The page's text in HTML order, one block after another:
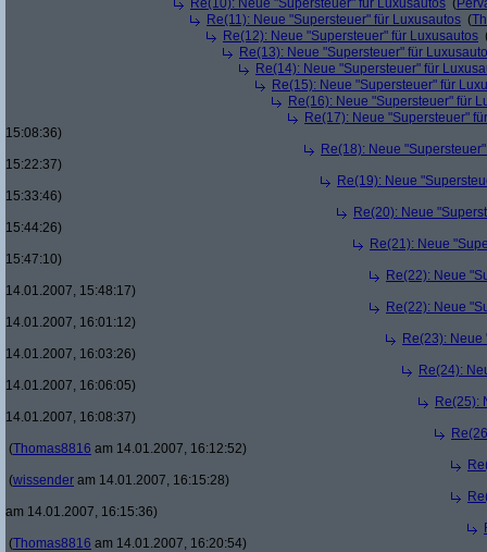
Re(10): Neue "Supersteuer" für Luxusautos (
Re(11): Neue "Supersteuer" für Luxusautos (
Re(12): Neue "Supersteuer" für Luxusautos
Re(13): Neue "Supersteuer" für
Re(14): Neue "Supersteuer" für
Re(15): Neue "Supersteuer" für
Re(16): Neue "Supersteuer" für
Re(17): Neue "Supersteuer"
15:08:36)
Re(18): Neue
15:22:37)
Re(19): Neue
15:33:46)
Re(20): Neue
15:44:26)
Re(21): Neue
15:47:10)
Re(22): Neue
14.01.2007, 15:48:17)
Re(22): Neue
14.01.2007, 16:01:12)
Re(23):
14.01.2007, 16:03:26)
Re(24):
14.01.2007, 16:06:05)
Re(25):
14.01.2007, 16:08:37)
(Thomas8816 am 14.01.2007, 16:12:52)
(wissender am 14.01.2007, 16:15:28)
am 14.01.2007, 16:15:36)
(Thomas8816 am 14.01.2007, 16:20:54)